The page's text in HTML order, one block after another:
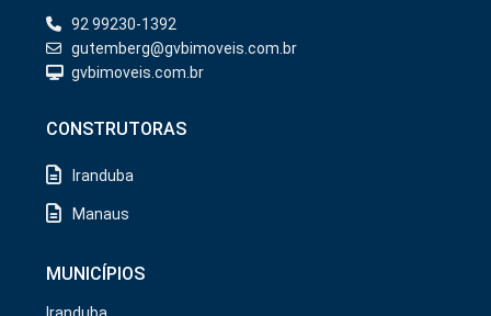
92 99230-1392
gutemberg@gvbimoveis.com.br
gvbimoveis.com.br
CONSTRUTORAS
Iranduba
Manaus
MUNICÍPIOS